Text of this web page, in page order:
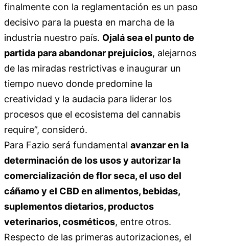
finalmente con la reglamentación es un paso
decisivo para la puesta en marcha de la
industria nuestro país. Ojalá sea el punto de
partida para abandonar prejuicios, alejarnos
de las miradas restrictivas e inaugurar un
tiempo nuevo donde predomine la
creatividad y la audacia para liderar los
procesos que el ecosistema del cannabis
require”, consideró.
Para Fazio será fundamental avanzar en la
determinación de los usos y autorizar la
comercialización de flor seca, el uso del
cáñamo y el CBD en alimentos, bebidas,
suplementos dietarios, productos
veterinarios, cosméticos, entre otros.
Respecto de las primeras autorizaciones, el